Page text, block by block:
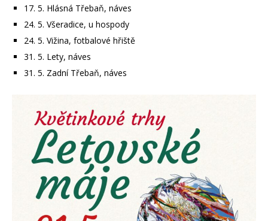
17. 5. Hlásná Třebaň, náves
24. 5. Všeradice, u hospody
24. 5. Vižina, fotbalové hřiště
31. 5. Lety, náves
31. 5. Zadní Třebaň, náves